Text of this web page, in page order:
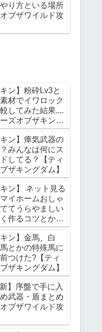
り方といる場所
オブザワイルド攻
キン】粉砕Lv3と
材でイワロック
してみた結果....
ーズオブザキング
キン】瘴気武器の
みんなは何にス
してる？【ティ
ザキングダム】
キン】 ネット見る
イホームおしゃ
てうらやましい
作るコツとかあ
アーズオブザキ
キン】金馬、白
とかの特殊馬に
つけた?【ティ
ザキングダム】
】序盤で手に入
武器・盾まとめ
オブザワイルド攻